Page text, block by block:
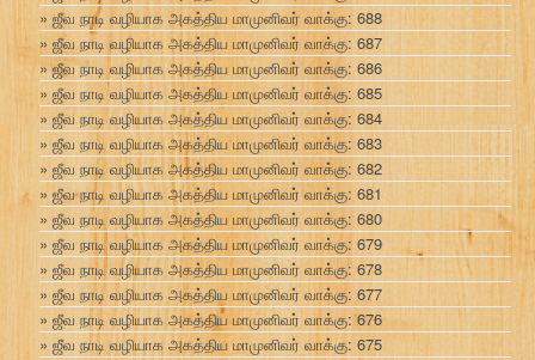
ஜீவ நாடி வழியாக அகத்திய மாமுனிவர் வாக்கு: 688
ஜீவ நாடி வழியாக அகத்திய மாமுனிவர் வாக்கு: 687
ஜீவ நாடி வழியாக அகத்திய மாமுனிவர் வாக்கு: 686
ஜீவ நாடி வழியாக அகத்திய மாமுனிவர் வாக்கு: 685
ஜீவ நாடி வழியாக அகத்திய மாமுனிவர் வாக்கு: 684
ஜீவ நாடி வழியாக அகத்திய மாமுனிவர் வாக்கு: 683
ஜீவ நாடி வழியாக அகத்திய மாமுனிவர் வாக்கு: 682
ஜீவ நாடி வழியாக அகத்திய மாமுனிவர் வாக்கு: 681
ஜீவ நாடி வழியாக அகத்திய மாமுனிவர் வாக்கு: 680
ஜீவ நாடி வழியாக அகத்திய மாமுனிவர் வாக்கு: 679
ஜீவ நாடி வழியாக அகத்திய மாமுனிவர் வாக்கு: 678
ஜீவ நாடி வழியாக அகத்திய மாமுனிவர் வாக்கு: 677
ஜீவ நாடி வழியாக அகத்திய மாமுனிவர் வாக்கு: 676
ஜீவ நாடி வழியாக அகத்திய மாமுனிவர் வாக்கு: 675